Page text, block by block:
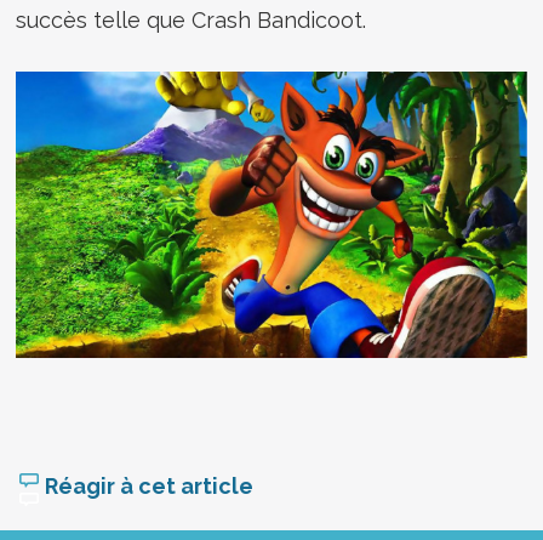
succès telle que Crash Bandicoot.
Réagir à cet article